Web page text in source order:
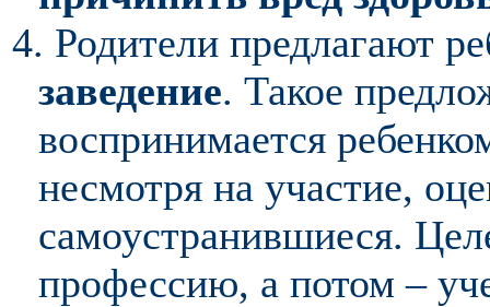
4. Родители предлагают
заведение. Такое
воспринимается
несмотря на участие,
самоустранившиеся.
профессию, а потом –